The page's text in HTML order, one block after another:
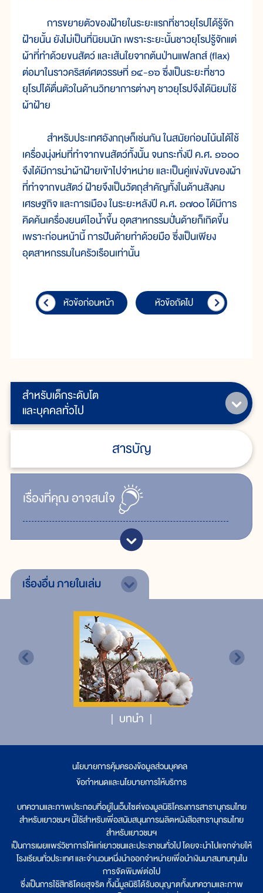
สำหรับเด็กระดับโต
และบุคคลทั่วไป
สารบัญ
เรื่ิองที่คุณอาจสนใจ
การขยายตัวของฝ้ายในระยะแรกที่ชาวยุโรปได้รู้จัก
ฝ้ายนั้น ยังไม่เป็นที่นิยมนัก เพราะระยะนั้นชาวยุโรปรู้จักแต่
ผ้าที่ทำด้วยขนสัตว์ และเส้นใยจากต้นป่านแฟลกส์ (flax)
ต่อมาในราวคริสต์ศตวรรษที่ ๑๔-๑๖ ซึ่งเป็นระยะที่ชาว
ยุโรปได้ตื่นตัวในด้านวิทยาการต่างๆ ชาวยุโรปจึงได้นิยมใช้
ผ้าฝ้าย
สำหรับประเทศอังกฤษก็เช่นกัน ในสมัยก่อนโน้นได้ใช้
เครื่องนุ่งห่มที่ทำจากขนสัตว์ทั้งนั้น จนกระทั่งปี ค.ศ. ๑๖๐๐
จึงได้มีการนำผ้าฝ้ายเข้าไปจำหน่าย และเป็นคู่แข่งขันของผ้า
ที่ทำจากขนสัตว์ ฝ้ายจึงเป็นวัตถุสำคัญทั้งในด้านสังคม
เศรษฐกิจ และการเมือง ในระยะหลังปี ค.ศ. ๑๗๐๐ ได้มีการ
คิดค้นเครื่องยนต์ไอน้ำขึ้น อุตสาหกรรมปั่นด้ายก็เกิดขึ้น
เพราะก่อนหน้านี้ การปันด้ายทำด้วยมือ ซึ่งเป็นเพียง
อุตสาหกรรมในครัวเรือนเท่านั้น
หัวข้อก่อนหน้า หัวข้อถัดไป
เรื่องอื่นภายในเล่ม
บทนำ
นโยบายการคุ้มครองข้อมูลส่วนบุคคล
ข้อกำหนดและนโยบายการให้บริการ
บทความและภาพประกอบที่อยู่ในเว็บไซต์ของมูลนิธิโครงการสารานุกรมไทย
สำหรับเยาวชนฯ นี้ใช้สำหรับเพื่อสนับสนุนการผลิตหนังสือสารานุกรมไทย
สำหรับเยาวชนฯ
เป็นการเผยแพร่วิชาการให้แก่เยาวชนและประชาชนทั่วไป โดยจะนำไปแจกจ่ายให้
โรงเรียนทั่วประเทศ และจำนวนหนึ่งนำออกจำหน่ายเพื่อนำเงินมาสมทบทุนใน
การจัดพิมพ์ต่อไป
ซึ่งเป็นการใช้สิทธิโดยสุจริต ทั้งนี้มูลนิธิได้รับอนุญาตทั้งบทความและภาพ